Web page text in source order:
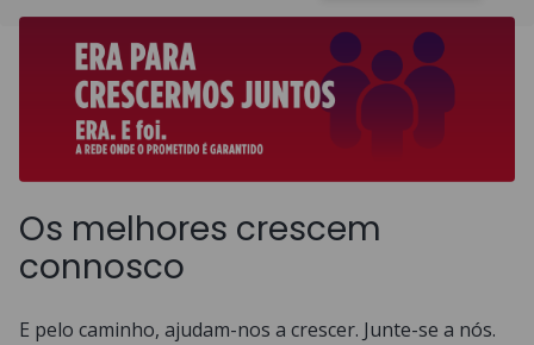
Os melhores crescem
connosco
E pelo caminho, ajudam-nos a crescer. Junte-se a nós.